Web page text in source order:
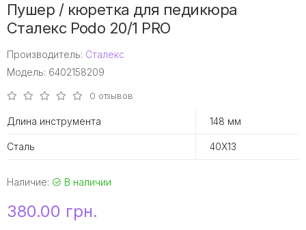
Пушер / кюретка для педикюра
Сталекс Podo 20/1 PRO
Производитель: Сталекс
Модель: 6402158209
0 отзывов
Длина инструмента 148 мм
Сталь 40Х13
Наличие: В наличии
380.00 грн.